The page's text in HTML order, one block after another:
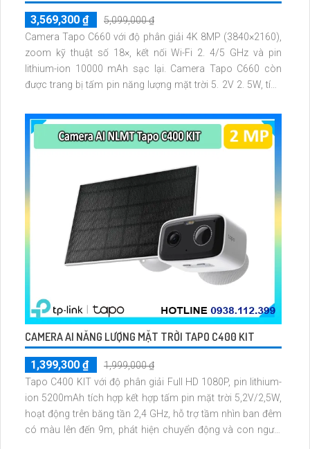
3,569,300 ₫
5,099,000 ₫
Camera Tapo C660 với độ phân giải 4K 8MP (3840×2160),
zoom kỹ thuật số 18×, kết nối Wi-Fi 2. 4/5 GHz và pin
lithium-ion 10000 mAh sạc lại. Camera Tapo C660 còn
được trang bị tấm pin năng lượng mặt trời 5. 2V 2. 5W, tích
microSD tối đa 512 GB
CAMERA AI NĂNG LƯỢNG MẶT TRỜI TAPO C400 KIT
1,399,300 ₫
1,999,000 ₫
Tapo C400 KIT với độ phân giải Full HD 1080P, pin lithium-
ion 5200mAh tích hợp kết hợp tấm pin mặt trời 5,2V/2,5W,
hoạt động trên băng tần 2,4 GHz, hỗ trợ tầm nhìn ban đêm
có màu lên đến 9m, phát hiện chuyển động và con người